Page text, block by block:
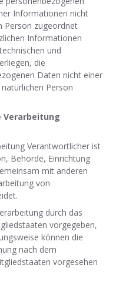
Informationen nicht
Person zugeordnet
Informationen
und
die
Daten nicht einer
Person
Verarbeitung
Verantwortlicher ist
Behörde, Einrichtung
mit anderen
von
durch das
vorgegeben,
können die
nach dem
vorgesehen